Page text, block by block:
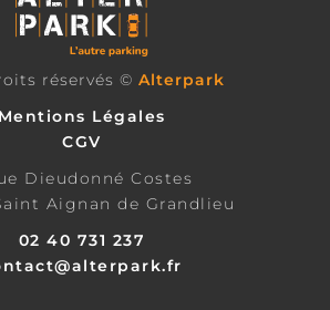
réservés © Alterpark
Mentions Légales
CGV
Dieudonné Costes
Aignan de Grandlieu
02 40 731 237